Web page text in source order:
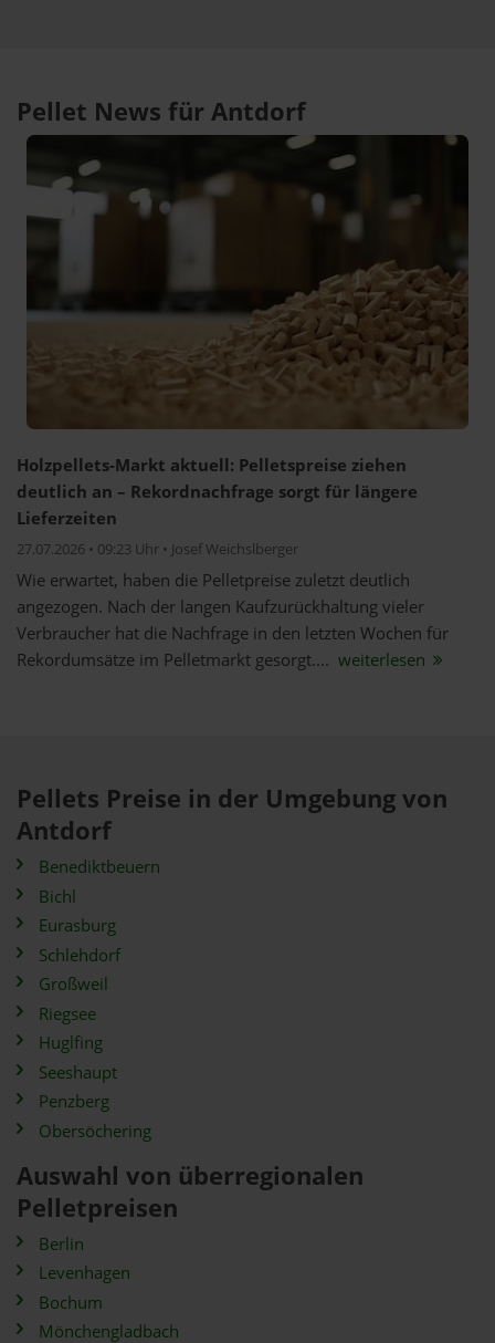
Pellet News für Antdorf
Holzpellets-Markt aktuell: Pelletspreise ziehen
deutlich an – Rekordnachfrage sorgt für längere
Lieferzeiten
27.07.2026 • 09:23 Uhr • Josef Weichslberger
Wie erwartet, haben die Pelletpreise zuletzt deutlich
angezogen. Nach der langen Kaufzurückhaltung vieler
Verbraucher hat die Nachfrage in den letzten Wochen für
Rekordumsätze im Pelletmarkt gesorgt.... weiterlesen
Pellets Preise in der Umgebung von
Antdorf
Benediktbeuern
Bichl
Eurasburg
Schlehdorf
Großweil
Riegsee
Huglfing
Seeshaupt
Penzberg
Obersöchering
Auswahl von überregionalen
Pelletpreisen
Berlin
Levenhagen
Bochum
Mönchengladbach